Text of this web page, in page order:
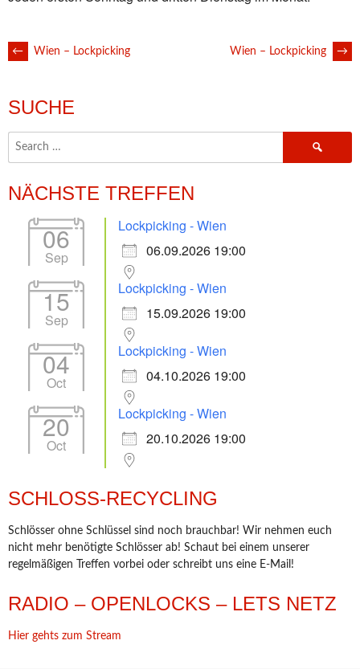
POST
NAVIGATION
← Wien – Lockpicking Wien – Lockpicking →
SUCHE
NÄCHSTE TREFFEN
06
Sep
Lockpicking - Wien
06.09.2026 19:00
15
Sep
Lockpicking - Wien
15.09.2026 19:00
04
Oct
Lockpicking - Wien
04.10.2026 19:00
20
Oct
Lockpicking - Wien
20.10.2026 19:00
SCHLOSS-RECYCLING
Schlösser ohne Schlüssel sind noch brauchbar! Wir nehmen euch
nicht mehr benötigte Schlösser ab! Schaut bei einem unserer
regelmäßigen Treffen vorbei oder schreibt uns eine E-Mail!
RADIO – OPENLOCKS – LETS NETZ
Hier gehts zum Stream